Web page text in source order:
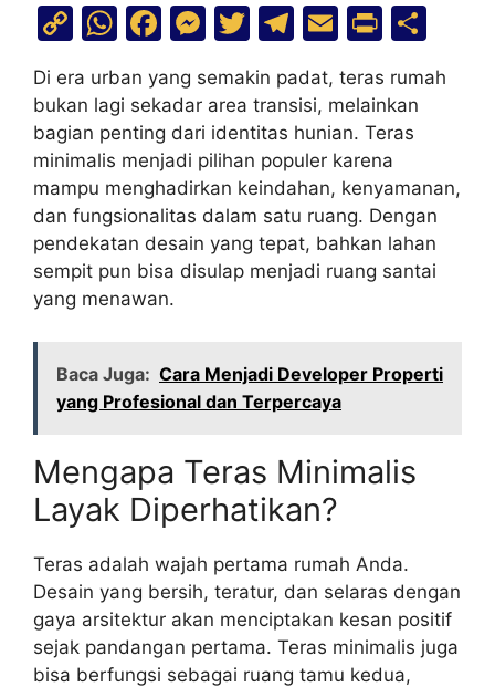
C
p
y
Li
n
k
W
at
s
A
p
p
F
c
e
b
o
o
k
M
s
s
e
n
g
er
T
w
itt
er
T
el
e
gr
a
m
E
ai
l
Pr
t
h
ar
Di era urban yang semakin padat, teras rumah
bukan lagi sekadar area transisi, melainkan
bagian penting dari identitas hunian. Teras
minimalis menjadi pilihan populer karena
mampu menghadirkan keindahan, kenyamanan,
dan fungsionalitas dalam satu ruang. Dengan
pendekatan desain yang tepat, bahkan lahan
sempit pun bisa disulap menjadi ruang santai
yang menawan.
Baca Juga: Cara Menjadi Developer Properti
yang Profesional dan Terpercaya
Mengapa Teras Minimalis
Layak Diperhatikan?
Teras adalah wajah pertama rumah Anda.
Desain yang bersih, teratur, dan selaras dengan
gaya arsitektur akan menciptakan kesan positif
sejak pandangan pertama. Teras minimalis juga
bisa berfungsi sebagai ruang tamu kedua,